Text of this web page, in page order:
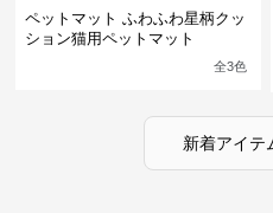
ペットマット ふわふわ星柄クッ
ション猫用ペットマット
全3色
新着アイテ